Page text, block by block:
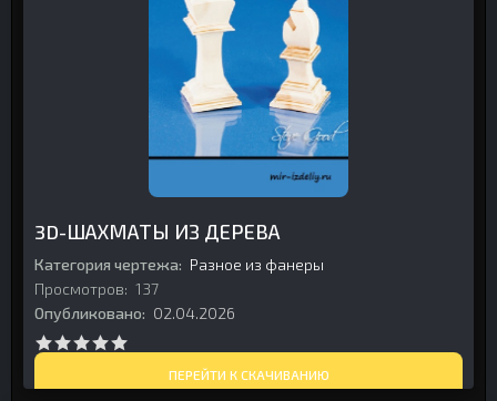
3D-ШАХМАТЫ ИЗ ДЕРЕВА
Категория чертежа: Разное из фанеры
Просмотров: 137
Опубликовано: 02.04.2026
ПЕРЕЙТИ К СКАЧИВАНИЮ